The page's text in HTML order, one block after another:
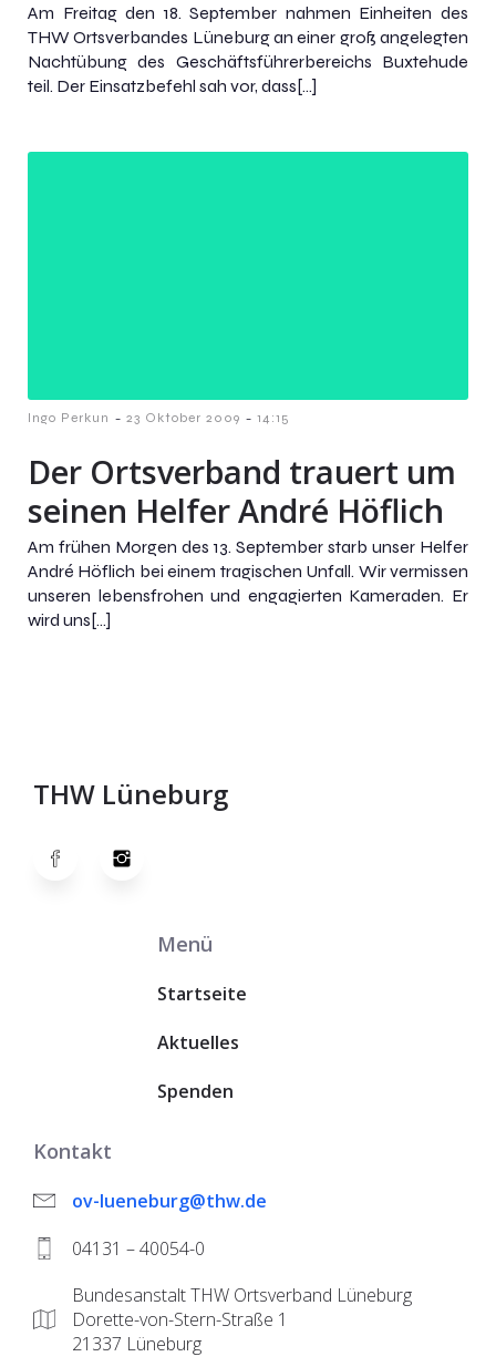
Am Freitag den 18. September nahmen Einheiten des
THW Ortsverbandes Lüneburg an einer groß angelegten
Nachtübung des Geschäftsführerbereichs Buxtehude
teil. Der Einsatzbefehl sah vor, dass[…]
Ingo Perkun - 23 Oktober 2009 - 14:15
Der Ortsverband trauert um
seinen Helfer André Höflich
Am frühen Morgen des 13. September starb unser Helfer
André Höflich bei einem tragischen Unfall. Wir vermissen
unseren lebensfrohen und engagierten Kameraden. Er
wird uns[…]
THW Lüneburg
Menü
Startseite
Aktuelles
Spenden
Kontakt
ov-lueneburg@thw.de
04131 – 40054-0
Bundesanstalt THW Ortsverband Lüneburg
Dorette-von-Stern-Straße 1
21337 Lüneburg